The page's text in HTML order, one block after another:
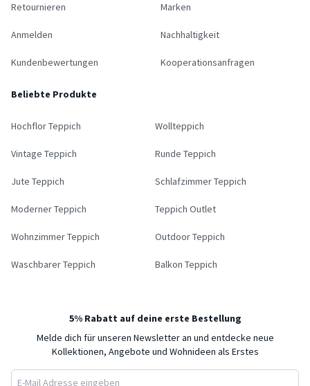
Retournieren
Anmelden
Kundenbewertungen
Marken
Nachhaltigkeit
Kooperationsanfragen
Beliebte Produkte
Hochflor Teppich Wollteppich
Vintage Teppich Runde Teppich
Jute Teppich Schlafzimmer Teppich
Moderner Teppich Teppich Outlet
Wohnzimmer Teppich Outdoor Teppich
Waschbarer Teppich Balkon Teppich
5% Rabatt auf deine erste Bestellung
Melde dich für unseren Newsletter an und entdecke neue
Kollektionen, Angebote und Wohnideen als Erstes